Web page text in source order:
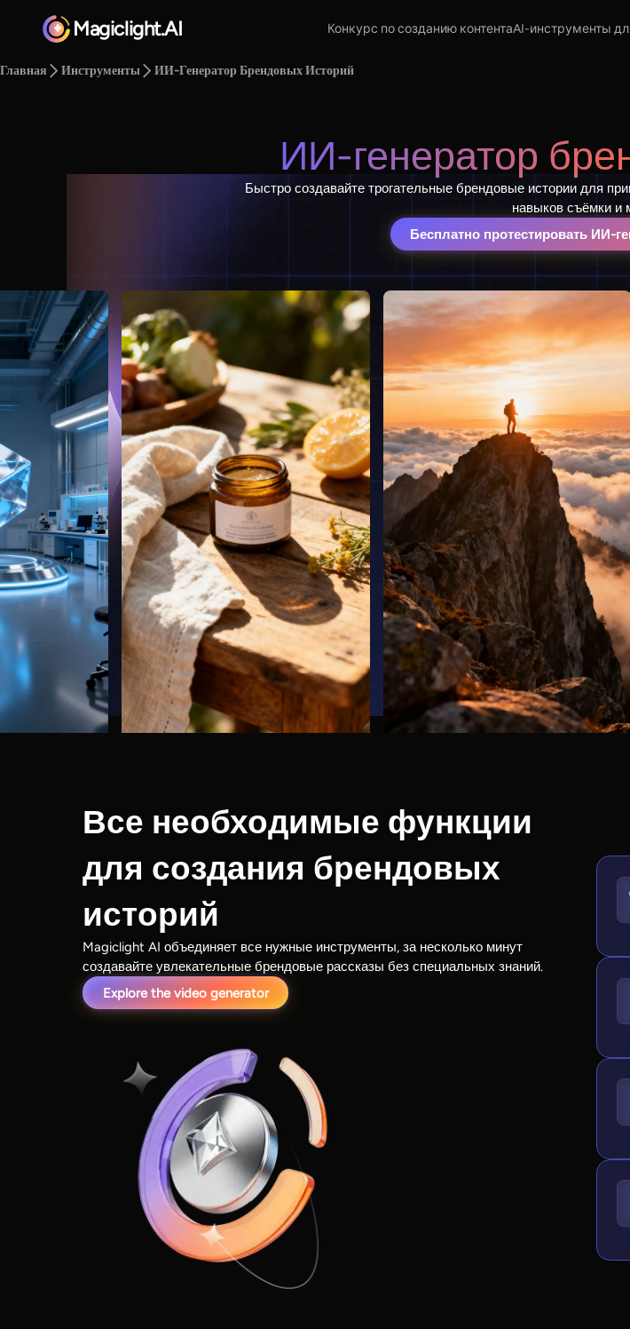
Magiclight.AI Конкурс по созданию контентаAI-инструменты
Главная Инструменты ИИ-Генератор Брендовых Историй
ИИ-генератор
Быстро создавайте трогательные брендовые истории для
навыков съёмки и
Бесплатно протестировать ИИ-
Все необходимые функции
для создания брендовых
историй
Magiclight AI объединяет все нужные инструменты, за несколько минут
создавайте увлекательные брендовые рассказы без специальных знаний.
Explore the video generator